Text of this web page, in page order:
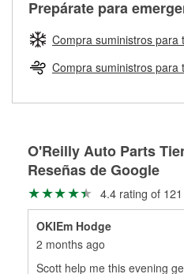
Herramientas de O'Reilly
pueden ser reutilizados,
partes de reemplazo
Rectificación de tambores y
averiada o determina los
adecuados para que te
Auto Parts tiene las
para reparar el sistema
agrícola o de construcción.
Más información acerca del
Prepárate para
Compra suministros para
Compra suministros para
O'Reilly Auto Parts
Reseñas de Google
4.4 rating of
OKIEm Hodge
2 months ago
Scott help me this evening